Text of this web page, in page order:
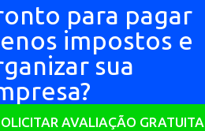
para pagar
impostos e
sua
AVALIAÇÃO GRATUITA